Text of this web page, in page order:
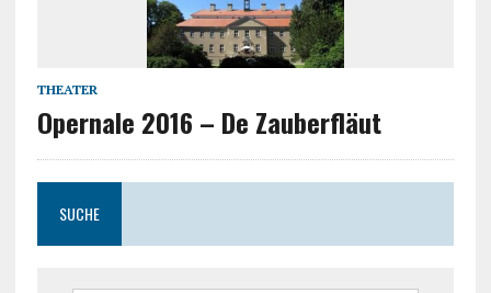
THEATER
Opernale 2016 – De Zauberfläut
SUCHE